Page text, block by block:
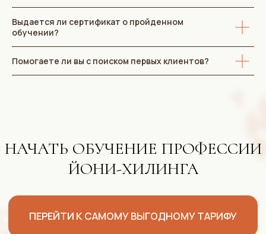
Выдается ли сертификат о пройденном
обучении?
Помогаете ли вы с поиском первых клиентов?